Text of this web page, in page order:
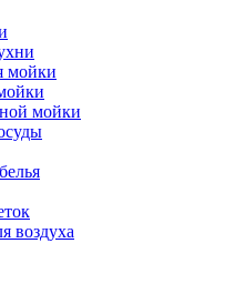
мойки
мойки
воздуха